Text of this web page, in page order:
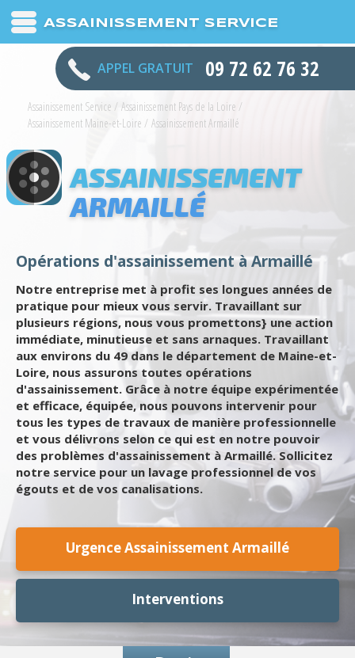
ASSAINISSEMENT SERVICE
APPEL GRATUIT 09 72 62 76 32
Assainissement Service / Assainissement Pays de la Loire /
Assainissement Maine-et-Loire / Assainissement Armaillé
ASSAINISSEMENT
ARMAILLÉ
Opérations d'assainissement à Armaillé
Notre entreprise met à profit ses longues années de
pratique pour mieux vous servir. Travaillant sur
plusieurs régions, nous vous promettons} une action
immédiate, minutieuse et sans arnaques. Travaillant
aux environs du 49 dans le département de Maine-et-
Loire, nous assurons toutes opérations
d'assainissement. Grâce à notre équipe expérimentée
et efficace, équipée, nous pouvons intervenir pour
tous les types de travaux de manière professionnelle
et vous délivrons selon ce qui est en notre pouvoir
des problèmes d'assainissement à Armaillé. Sollicitez
notre service pour un lavage professionnel de vos
égouts et de vos canalisations.
Urgence Assainissement Armaillé
Interventions